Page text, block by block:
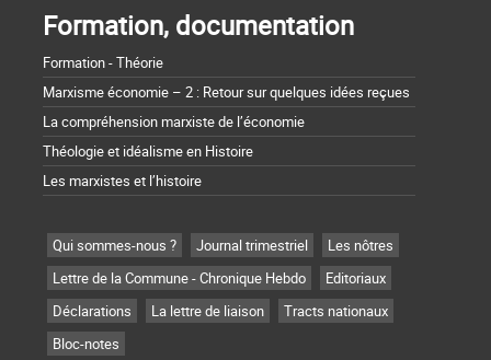
Formation, documentation
Formation - Théorie
Marxisme économie – 2 : Retour sur quelques idées reçues
La compréhension marxiste de l’économie
Théologie et idéalisme en Histoire
Les marxistes et l’histoire
Qui sommes-nous ? Journal trimestriel
Les nôtres
Lettre de la Commune - Chronique Hebdo
Editoriaux
Déclarations
La lettre de liaison
Tracts nationaux
Bloc-notes